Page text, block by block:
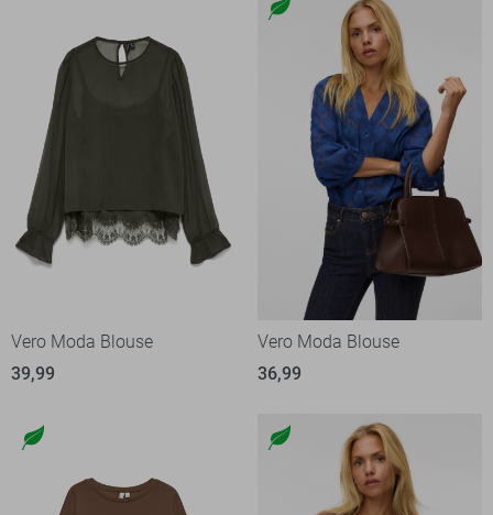
Vero Moda Blouse
39,99
Vero Moda Blouse
36,99